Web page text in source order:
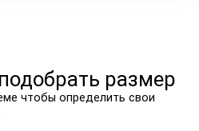
размер
чтобы определить свои